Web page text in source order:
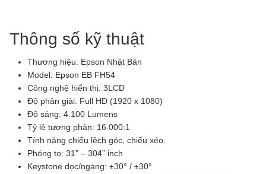
Thông số kỹ thuật
Thương hiệu: Epson Nhật Bản
Model: Epson EB FH54
Công nghệ hiển thị: 3LCD
Độ phân giải: Full HD (1920 x 1080)
Độ sáng: 4.100 Lumens
Tỷ lệ tương phản: 16.000:1
Tính năng chiếu lệch góc, chiếu xéo.
Phóng to: 31” – 304” inch
Keystone dọc/ngang: ±30° / ±30°